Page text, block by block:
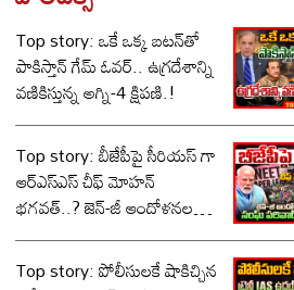
Top story: ఒకే ఒక్క బటన్‌తో
పాకిస్తాన్ గేమ్ ఓవర్.. ఉగ్రదేశాన్ని
వణికిస్తున్న అగ్ని-4 క్షిపణి.!
Top story: బీజేపీపై సీరియస్ గా
ఆర్‌ఎస్‌ఎస్ చీఫ్ మోహన్
భగవత్..? జెన్-జీ ఆందోళనలకు
సంఘ్ పరివార్ సపోర్ట్..?
Top story: పోలీసులకే షాకిచ్చిన